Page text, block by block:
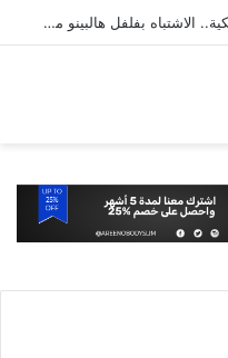
تفشي السالمونيلا في 27 ولاية أمريكية.. الاشتباه بفلفل هالبينو مستورد من المكسيك